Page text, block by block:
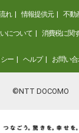
れ 情報提供元 不動
について 消費税に関
ー ヘルプ お問い
©NTT DOCOMO